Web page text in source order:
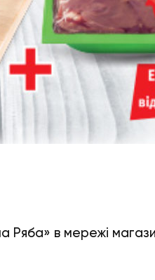
Ряба» в мережі